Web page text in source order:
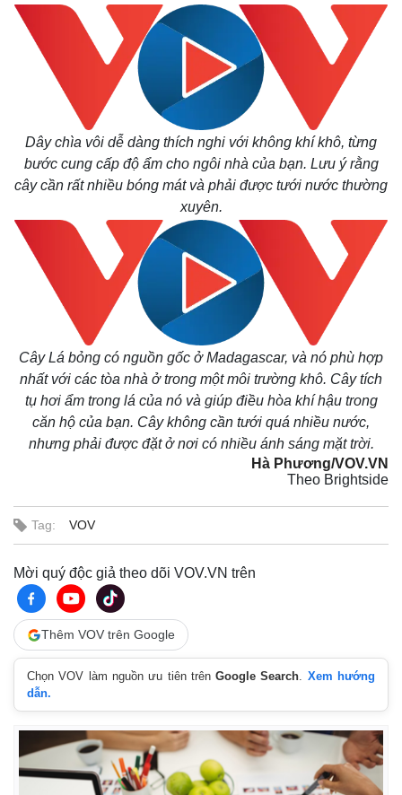
Pháp luật
Tư vấn luật
Việt Nam
Phân tích
Dây chìa vôi dễ dàng thích nghi với không khí khô, từng
bước cung cấp độ ẩm cho ngôi nhà của bạn. Lưu ý rằng
cây cần rất nhiều bóng mát và phải được tưới nước thường
xuyên.
Cây Lá bỏng có nguồn gốc ở Madagascar, và nó phù hợp
nhất với các tòa nhà ở trong một môi trường khô. Cây tích
tụ hơi ẩm trong lá của nó và giúp điều hòa khí hậu trong
căn hộ của bạn. Cây không cần tưới quá nhiều nước,
nhưng phải được đặt ở nơi có nhiều ánh sáng mặt trời.
Hà Phương/VOV.VN
Theo Brightside
Tag: VOV
Mời quý độc giả theo dõi VOV.VN trên
Thêm VOV trên Google
Chọn VOV làm nguồn ưu tiên trênGoogle Search. Xem hướng
dẫn.